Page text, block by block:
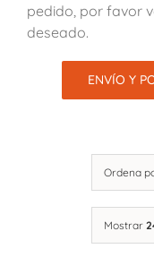
pedido, por favor
deseado.
ENVÍO Y
Ordena
Mostrar